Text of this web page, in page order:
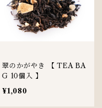
翠のかがやき 【 TEA BA
G 10個入 】
¥1,080